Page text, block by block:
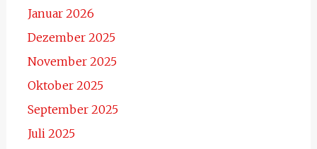
Januar 2026
Dezember 2025
November 2025
Oktober 2025
September 2025
Juli 2025